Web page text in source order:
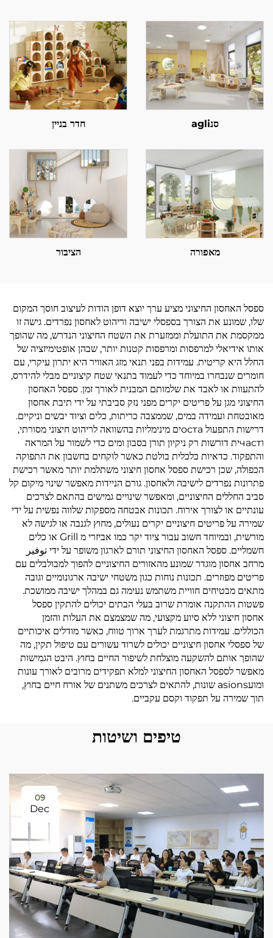
סנagli חדר בניין
מאפורה הציבור
ספסל האחסון החיצוני מציע ערך יוצא דופן הודות לעיצוב חוסך המקום
שלו, שמונע את הצורך בספסלי ישיבה וריהוט לאחסון נפרדים. גישה זו
ממקסמת את התועלת וממזערת את השטח החיצוני הנדרש, מה שהופך
אותו אידיאלי למרפסות ומרפסות קטנות יותר, שבהן אופטימיזציה של
החלל היא קריטית. עמידות בפני תנאי מזג האוויר היא יתרון עיקרי, עם
חומרים שנבחרו במיוחד כדי לעמוד בתנאי שטח קיצוניים מבלי להידרס,
להתעוות או לאבד את שלמותם המבנית לאורך זמן. ספסל האחסון
החיצוני מגן על פריטים יקרים מפני נזק סביבתי על ידי תיבת אחסון
מאובטחת ועמידה במים, שממצבה כריתות, כלים וציוד יבשים וניקיים.
דרישות התפעול остаים מינימליות בהשוואה לריהוט חיצוני מסורתי,
וчастית דורשות רק ניקיון תורן בסבון ומים כדי לשמור על המראה
והתפקוד. כדאיות כלכלית בולטת כאשר לוקחים בחשבון את התפוקה
הכפולה, שכן רכישת ספסל אחסון חיצוני משתלמת יותר מאשר רכישת
פתרונות נפרדים לישיבה ולאחסון. גורם הניידות מאפשר שינוי מיקום קל
סביב החללים החיצוניים, ומאפשר שינויים גמישים בהתאם לצרכים
עונתיים או לצורך אירוח. תכונות אבטחה מספקות שלווה נפשית על ידי
שמירה על פריטים חיצוניים יקרים נעולים, מחוץ לגנבה או לגישה לא
מורשית, ובמיוחד חשוב עבור ציוד יקר כמו אביזרי מ Grill או כלים
חשמליים. ספסל האחסון החיצוני תורם לארגון משופר על ידי توفير
מרחב אחסון מוגדר שמונע מהאזורים החיצוניים להפוך למבולבלים עם
פריטים מפוזרים. תכונות נוחות כגון משטחי ישיבה ארגונומיים וגובה
מתאים מבטיחים חוויית משתמש נעימה גם במהלך ישיבה ממושכת.
פשטות ההתקנה אומרת שרוב בעלי הבתים יכולים להתקין ספסל
אחסון חיצוני ללא סיוע מקצועי, מה שמצמצם את העלות והזמן
הכוללים. עמידות מתרגמת לערך ארוך טווח, כאשר מודלים איכותיים
של ספסלי אחסון חיצוניים יכולים לשרוד עשורים עם טיפול תקין, מה
שהופך אותם להשקעה מוצלחת לשיפור החיים בחוץ. היבט הגמישות
מאפשר לספסל האחסון החיצוני למלא תפקידים מרובים לאורך עונות
ומועasions שונות, להתאים לצרכים משתנים של אורח חיים בחוץ,
תוך שמירה על תפקוד וקסם עקביים.
טיפים ושיטות
09
Dec